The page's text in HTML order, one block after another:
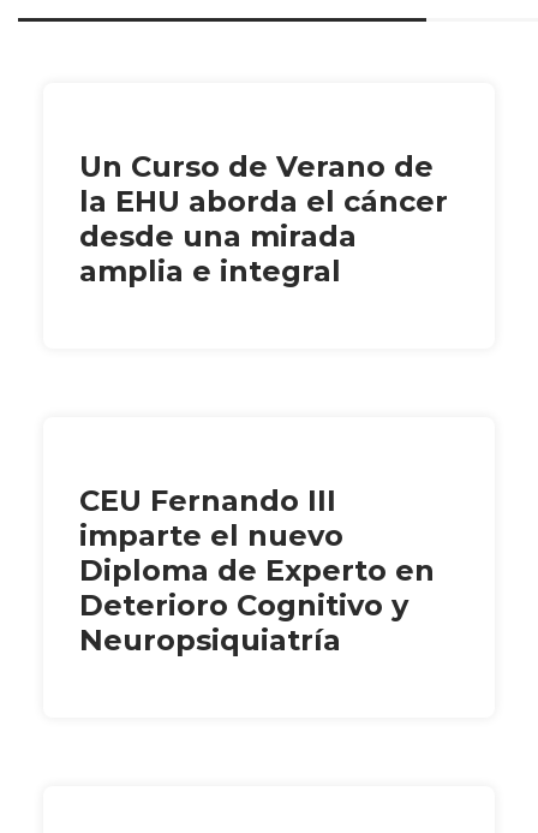
Un Curso de Verano de
la EHU aborda el cáncer
desde una mirada
amplia e integral
CEU Fernando III
imparte el nuevo
Diploma de Experto en
Deterioro Cognitivo y
Neuropsiquiatría